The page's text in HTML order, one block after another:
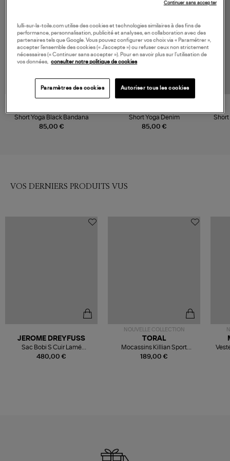
85,00 €
Short Yoga Black Bandana
85,00 €
Short Yoga Denim Short
VOS DERNIERS PRODUITS VUS
480,00 €
JEROME DREYFUSS
Sac Bobi S Cuir Lamé
Champagne
NOUVELLE COLLECTION
189,00 €
TORAL
Mocassins Killian Sport
Mousse
lulli-sur-la-toile.com utilise des cookies et technologies similaires à des fins de
performance, personnalisation, publicité et analyses, en collaboration avec des
partenaires tels que Google. Vous pouvez configurer vos choix via « Paramétrer »,
accepter l’ensemble des cookies (« J’accepte ») ou refuser ceux non strictement
nécessaires (« Continuer sans accepter »). Pour en savoir plus sur l’utilisation de
vos données, consulter notre politique de cookies
Paramètres des cookies Autoriser tous les cookies
Continuer sans accepter